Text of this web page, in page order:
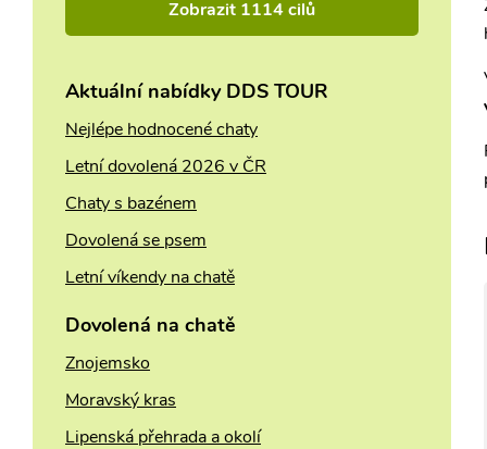
Zobrazit 1114 cilů
Aktuální nabídky DDS TOUR
Nejlépe hodnocené chaty
Letní dovolená 2026 v ČR
Chaty s bazénem
Dovolená se psem
Letní víkendy na chatě
Dovolená na chatě
Znojemsko
Moravský kras
Lipenská přehrada a okolí